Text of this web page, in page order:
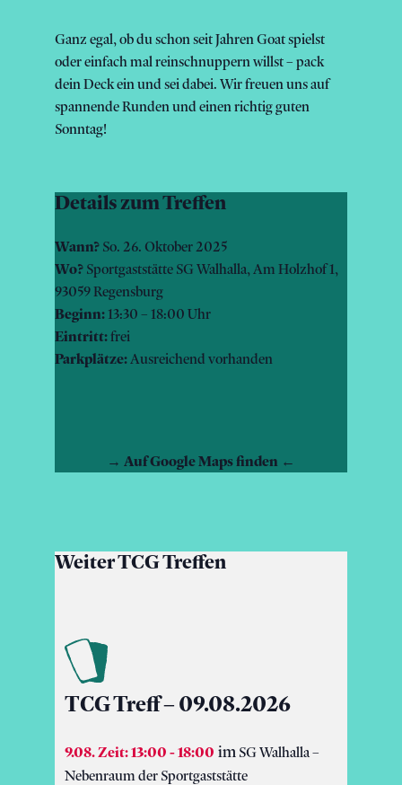
Ganz egal, ob du schon seit Jahren Goat spielst
oder einfach mal reinschnuppern willst – pack
dein Deck ein und sei dabei. Wir freuen uns auf
spannende Runden und einen richtig guten
Sonntag!
Details zum Treffen
Wann?So. 26. Oktober 2025
Wo?Sportgaststätte SG Walhalla, Am Holzhof 1,
93059 Regensburg
Beginn:13:30 – 18:00 Uhr
Eintritt:frei
Parkplätze:Ausreichend vorhanden
→ Auf Google Maps finden ←
Weiter TCG Treffen
TCG Treff – 09.08.2026
9.08. Zeit: 13:00-18:00
SG Walhalla –
Nebenraum der Sportgaststätte